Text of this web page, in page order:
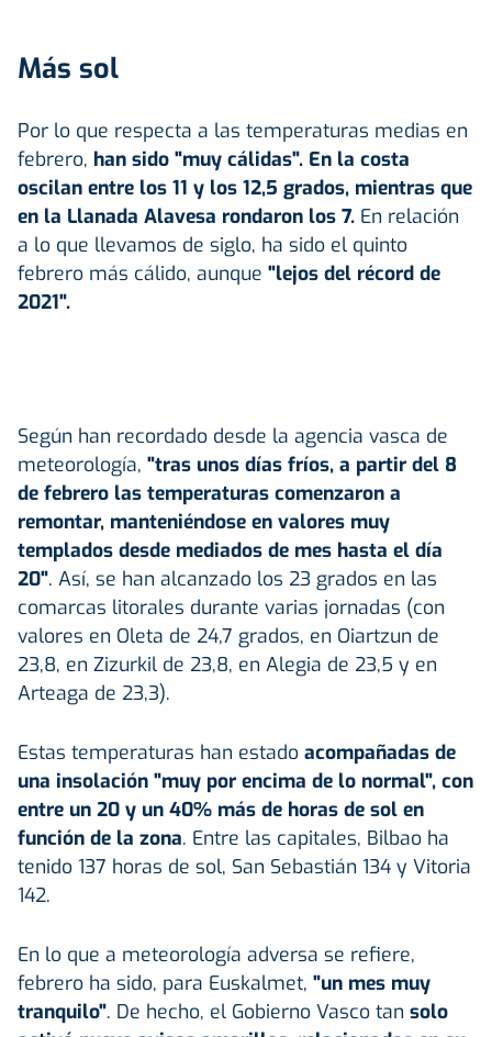
Más sol
Por lo que respecta a las temperaturas medias en
febrero, han sido "muy cálidas". En la costa
oscilan entre los 11 y los 12,5 grados, mientras que
en la Llanada Alavesa rondaron los 7. En relación
a lo que llevamos de siglo, ha sido el quinto
febrero más cálido, aunque "lejos del récord de
2021".
Según han recordado desde la agencia vasca de
meteorología, "tras unos días fríos, a partir del 8
de febrero las temperaturas comenzaron a
remontar, manteniéndose en valores muy
templados desde mediados de mes hasta el día
20". Así, se han alcanzado los 23 grados en las
comarcas litorales durante varias jornadas (con
valores en Oleta de 24,7 grados, en Oiartzun de
23,8, en Zizurkil de 23,8, en Alegia de 23,5 y en
Arteaga de 23,3).
Estas temperaturas han estado acompañadas de
una insolación "muy por encima de lo normal", con
entre un 20 y un 40% más de horas de sol en
función de la zona. Entre las capitales, Bilbao ha
tenido 137 horas de sol, San Sebastián 134 y Vitoria
142.
En lo que a meteorología adversa se refiere,
febrero ha sido, para Euskalmet, "un mes muy
tranquilo". De hecho, el Gobierno Vasco tan solo